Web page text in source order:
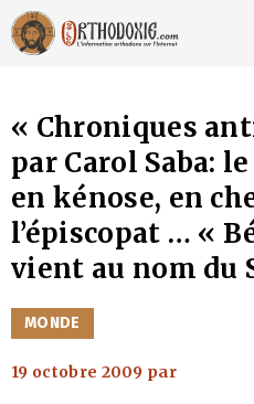
Aller
au
contenu
« Chroniques
par Carol Saba:
en kénose, en
l’épiscopat … «
vient au nom du
CATÉGORIES
MONDE
19 octobre 2009 par